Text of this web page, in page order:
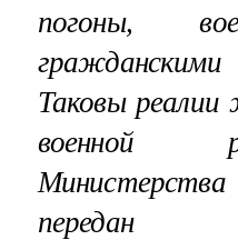
погоны,
Таковы реалии
военной
передан